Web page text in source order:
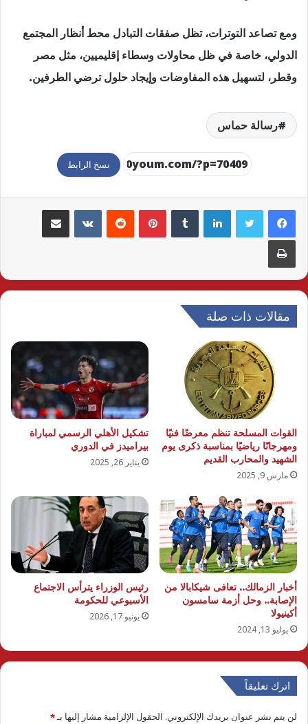
ومع تصاعد التوترات، تظل صفقات التبادل محط أنظار المجتمع
الدولي، خاصة في ظل محاولات وسطاء إقليميين، مثل مصر
وقطر، لتسهيل هذه المفاوضات وإيجاد حلول ترضي الطرفين.
رسالة حماس
نسخ الرابط
لينكدإن بينتيريست مشاركة عبر البريد
طباعة
مقالات ذات صلة
القوات المسلحة تنظم معرضًا فنيًا
ومهرجانًا رياضيًا بمناسبة ذكرى يوم
الشهيد والمحارب القديم
مارس 9, 2025
تشكيل الأهلي الرسمي لمباراة
بيراميدز في الدوري
يناير 26, 2025
أخبار الزمالك.. تعافى شيكابالا من
الإصابة.. وحل أزمة سامسون
أكينيولا
يوليو 13, 2024
رئيس الوزراء يترأس الاجتماع
الأسبوعي للحكومة
يونيو 17, 2026
اترك تعليقاً
لن يتم نشر عنوان بريدك الإلكتروني. الحقول الإلزامية مشار إليها بـ*